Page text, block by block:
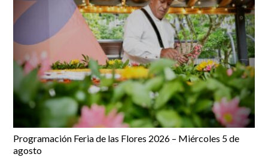
Programación Feria de las Flores 2026 – Miércoles 5 de
agosto